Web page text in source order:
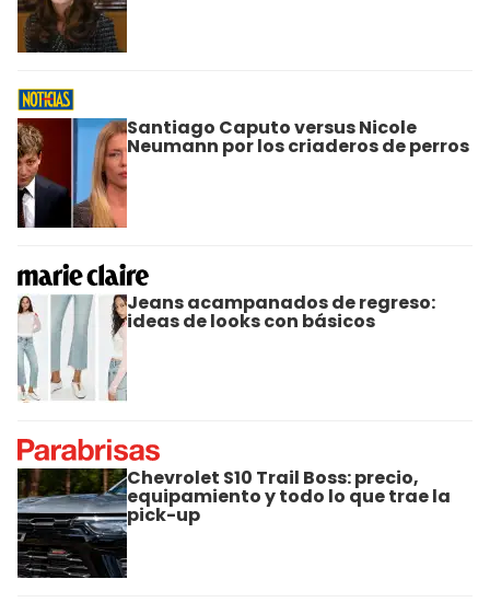
Santiago Caputo versus Nicole
Neumann por los criaderos de perros
Jeans acampanados de regreso:
ideas de looks con básicos
Chevrolet S10 Trail Boss: precio,
equipamiento y todo lo que trae la
pick-up